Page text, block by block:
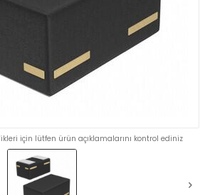
için lütfen ürün açıklamalarını kontrol ediniz